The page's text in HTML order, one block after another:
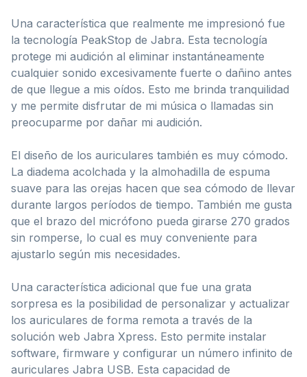
Una característica que realmente me impresionó fue
la tecnología PeakStop de Jabra. Esta tecnología
protege mi audición al eliminar instantáneamente
cualquier sonido excesivamente fuerte o dañino antes
de que llegue a mis oídos. Esto me brinda tranquilidad
y me permite disfrutar de mi música o llamadas sin
preocuparme por dañar mi audición.
El diseño de los auriculares también es muy cómodo.
La diadema acolchada y la almohadilla de espuma
suave para las orejas hacen que sea cómodo de llevar
durante largos períodos de tiempo. También me gusta
que el brazo del micrófono pueda girarse 270 grados
sin romperse, lo cual es muy conveniente para
ajustarlo según mis necesidades.
Una característica adicional que fue una grata
sorpresa es la posibilidad de personalizar y actualizar
los auriculares de forma remota a través de la
solución web Jabra Xpress. Esto permite instalar
software, firmware y configurar un número infinito de
auriculares Jabra USB. Esta capacidad de